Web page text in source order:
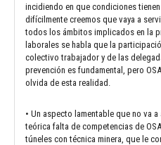
incidiendo en que condiciones
difícilmente creemos que vaya a
todos los ámbitos implicados en la
laborales se habla que la
colectivo trabajador y de las
prevención es fundamental, pero
olvida de esta realidad.
• Un aspecto lamentable que no va
teórica falta de competencias de
túneles con técnica minera, que le